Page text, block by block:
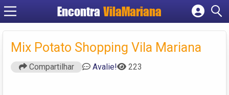
EncontraVilaMariana
Cadastrar empresa
Criar conta
Mix Potato Shopping Vila Mariana
Compartilhar Avalie! 223